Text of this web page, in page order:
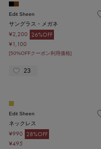
Edit Sheen
サングラス・メガネ
¥2,200 26%OFF
¥1,100
[50%OFFクーポン利用価格]
23
Edit Sheen
ネックレス
¥990 28%OFF
¥495